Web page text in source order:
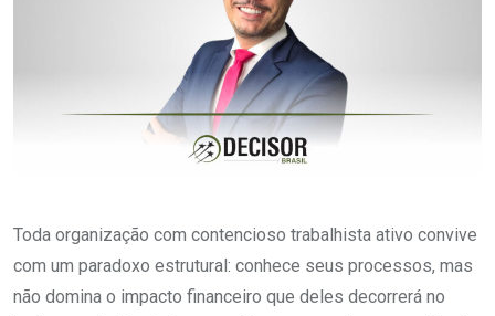
Toda organização com contencioso trabalhista ativo convive
com um paradoxo estrutural: conhece seus processos, mas
não domina o impacto financeiro que deles decorrerá no